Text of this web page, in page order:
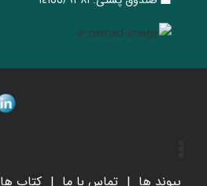
پیوند ها تماس با ما کتاب ها